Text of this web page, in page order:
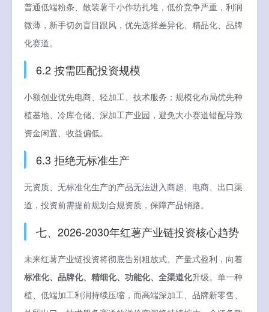
普通低端粉条、散装薯干小作坊扎堆，低价竞争严重，利润
微薄，新手切勿盲目跟风，优先选择差异化、精品化、品牌
化赛道。
6.2 按需匹配投资规模
小额创业优先电商、轻加工、技术服务；规模化布局优先种
植基地、冷库仓储、深加工产业园，避免大小赛道错配导致
资金闲置、收益偏低。
6.3 拒绝无标准生产
无资质、无标准化生产的产品无法进入商超、电商、出口渠
道，投资前需提前规划合规资质，保障产品销路。
七、2026-2030年红薯产业链投资核心趋势
未来红薯产业链投资将彻底告别粗放式、产量式盈利，向着
标准化、品牌化、精细化、功能化、全渠道化升级。单一种
植、低端加工利润持续压缩，而高端深加工、品牌新零售、